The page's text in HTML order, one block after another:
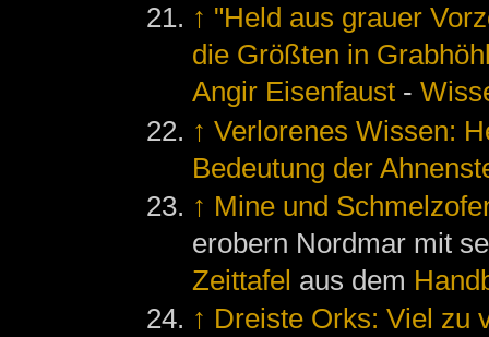
↑ "Held aus grauer
die Größten in
Angir Eisenfaust -
↑ Verlorenes Wissen:
Bedeutung der
↑ Mine und
erobern Nordmar mit
Zeittafel aus dem
↑ Dreiste Orks: Viel zu